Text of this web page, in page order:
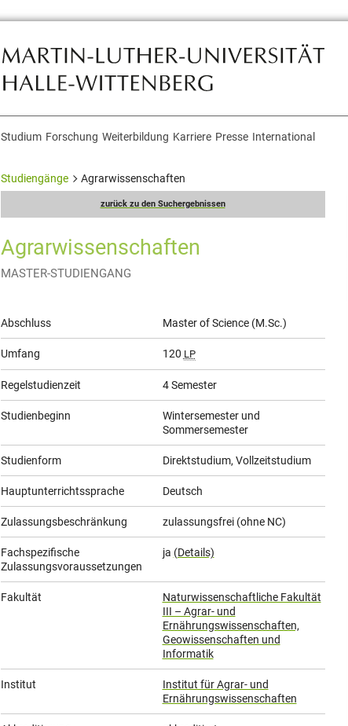
Themennavigation
Studium Forschung Weiterbildung Karriere Presse International
Studiengänge Agrarwissenschaften
zurück zu den Suchergebnissen
Agrarwissenschaften
MASTER-STUDIENGANG
Allgemeine
Informationen
Abschluss Master of Science (M.Sc.)
Umfang 120 LP
Regelstudienzeit 4 Semester
Studienbeginn
Wintersemester und
Sommersemester
Studienform Direktstudium, Vollzeitstudium
Hauptunterrichtssprache Deutsch
Zulassungsbeschränkung zulassungsfrei (ohne NC)
Fachspezifische
Zulassungsvoraussetzungen
ja (Details)
Fakultät
Naturwissenschaftliche Fakultät
III – Agrar- und
Ernährungswissenschaften,
Geowissenschaften und
Informatik
Institut
Institut für Agrar- und
Ernährungswissenschaften